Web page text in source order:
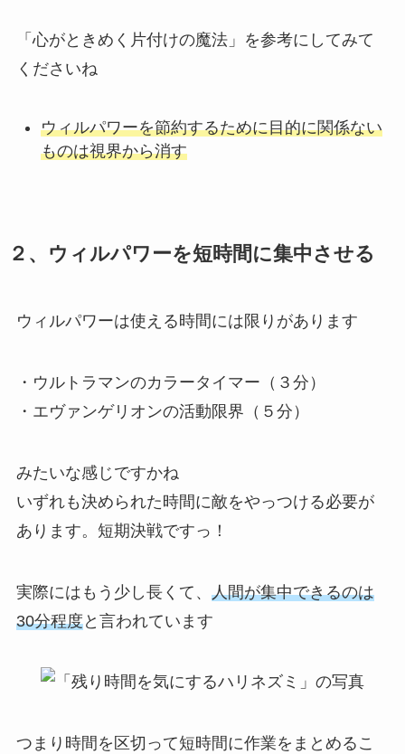
「心がときめく片付けの魔法」を参考にしてみて
くださいね
ウィルパワーを節約するために目的に関係ない
ものは視界から消す
２、ウィルパワーを短時間に集中させる
ウィルパワーは使える時間には限りがあります
・ウルトラマンのカラータイマー（３分）
・エヴァンゲリオンの活動限界（５分）
みたいな感じですかね
いずれも決められた時間に敵をやっつける必要が
あります。短期決戦ですっ！
実際にはもう少し長くて、 人間が集中できるのは
30分程度と言われています
つまり時間を区切って短時間に作業をまとめるこ